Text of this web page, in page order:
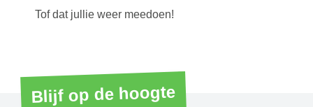
Tof dat jullie weer meedoen!
Blijf op de hoogte